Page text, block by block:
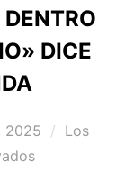
DICE
2025
Los